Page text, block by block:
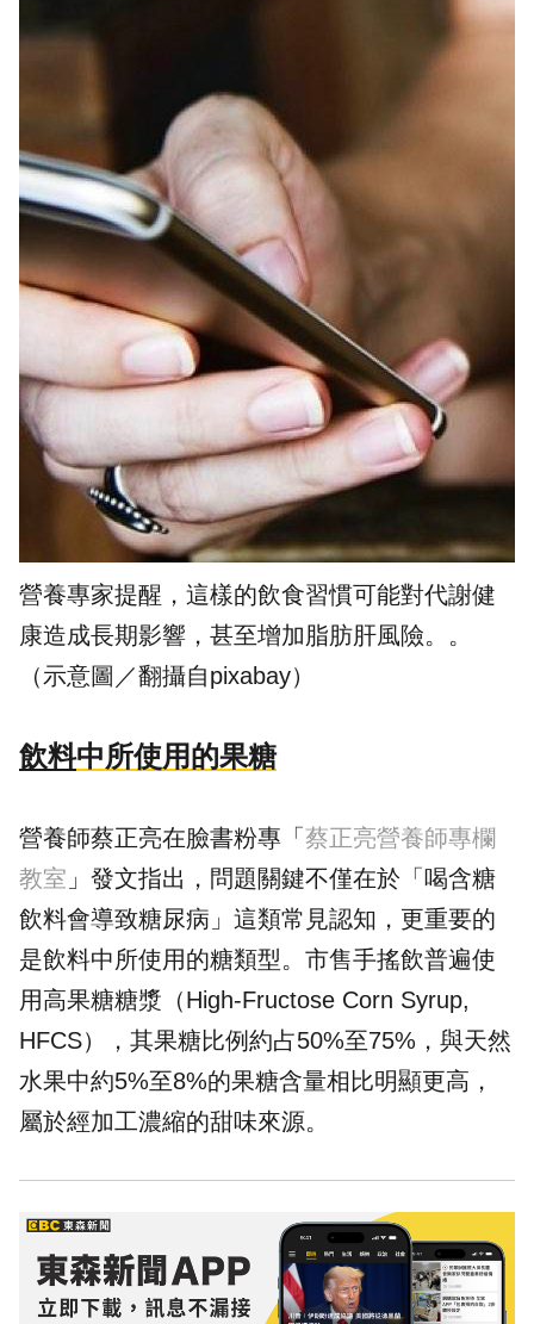
營養專家提醒，這樣的飲食習慣可能對代謝健
康造成長期影響，甚至增加脂肪肝風險。。
（示意圖／翻攝自pixabay）
飲料中所使用的果糖
營養師蔡正亮在臉書粉專「 蔡正亮營養師專欄
教室 」發文指出，問題關鍵不僅在於「喝含糖
飲料會導致糖尿病」這類常見認知，更重要的
是飲料中所使用的糖類型。市售手搖飲普遍使
用高果糖糖漿（High-Fructose Corn Syrup,
HFCS），其果糖比例約占50%至75%，與天然
水果中約5%至8%的果糖含量相比明顯更高，
屬於經加工濃縮的甜味來源。